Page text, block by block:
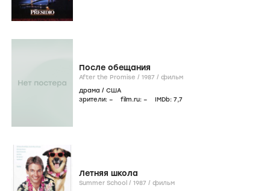
После обещания
After the Promise / 1987 / фильм
драма / США
зрители: – film.ru: – IMDb: 7,7
Летняя школа
Summer School / 1987 / фильм